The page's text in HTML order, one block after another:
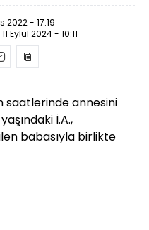
2022 - 17:19
11 Eylül 2024 - 10:11
saatlerindeannesini
İ.A.,
babasıyla birlikte